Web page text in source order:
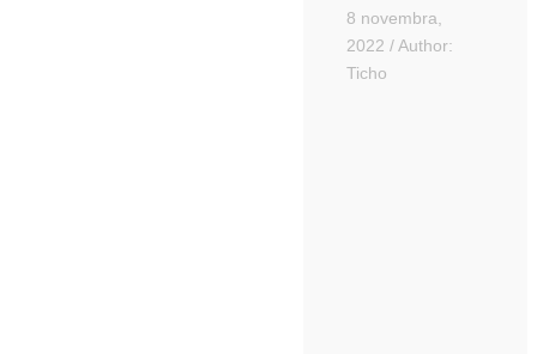
8 novembra,
2022 /Author:
Ticho